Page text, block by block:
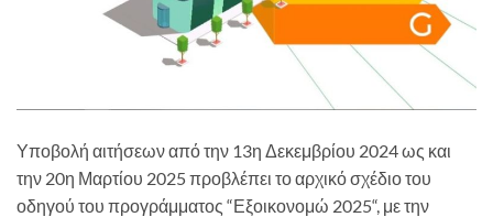
Υποβολή αιτήσεων από την 13η Δεκεμβρίου 2024 ως και
την 20η Μαρτίου 2025 προβλέπει το αρχικό σχέδιο του
οδηγού του προγράμματος “Εξοικονομώ 2025“, με την